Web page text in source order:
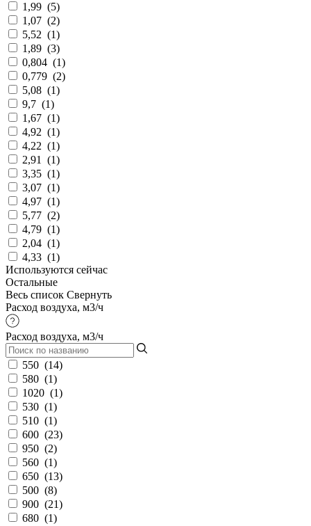
1,99 (5)
1,07 (2)
5,52 (1)
1,89 (3)
0,804 (1)
0,779 (2)
5,08 (1)
9,7 (1)
1,67 (1)
4,92 (1)
4,22 (1)
2,91
(1)
3,35 (1)
3,07 (1)
4,97 (1)
5,77 (2)
4,79 (1)
2,04 (1)
4,33 (1)
Используются сейчас
Остальные
Весь список Свернуть
Расход воздуха, м3/ч
Расход воздуха, м3/ч
550 (14)
580 (1)
1020 (1)
530 (1)
510 (1)
600 (23)
950 (2)
560 (1)
650 (13)
500 (8)
900 (21)
680 (1)